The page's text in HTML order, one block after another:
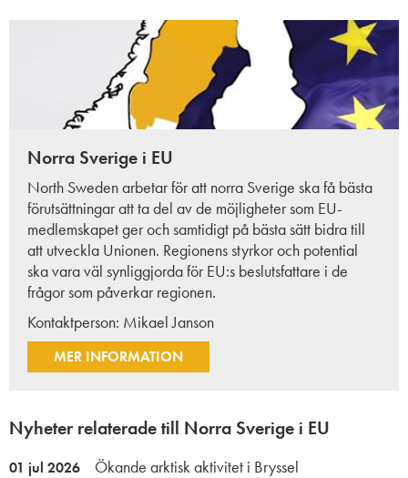
Norra Sverige i EU
North Sweden arbetar för att norra Sverige ska få bästa
förutsättningar att ta del av de möjligheter som EU-
medlemskapet ger och samtidigt på bästa sätt bidra till
att utveckla Unionen. Regionens styrkor och potential
ska vara väl synliggjorda för EU:s beslutsfattare i de
frågor som påverkar regionen.
Kontaktperson: Mikael Janson
MER INFORMATION
Nyheter relaterade till Norra Sverige i EU
01 jul 2026 Ökande arktisk aktivitet i Bryssel